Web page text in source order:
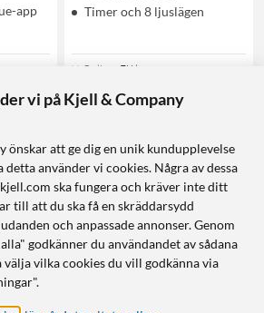
app
Timer och 8 ljuslägen
Online Ej i lager
vi på Kjell & Company
önskar att ge dig en unik kundupplevelse
använder vi cookies. Några av dessa
ska fungera och kräver inte ditt
till att du ska få en skräddarsydd
och anpassade annonser. Genom
godkänner du användandet av sådana
välja vilka cookies du vill godkänna via